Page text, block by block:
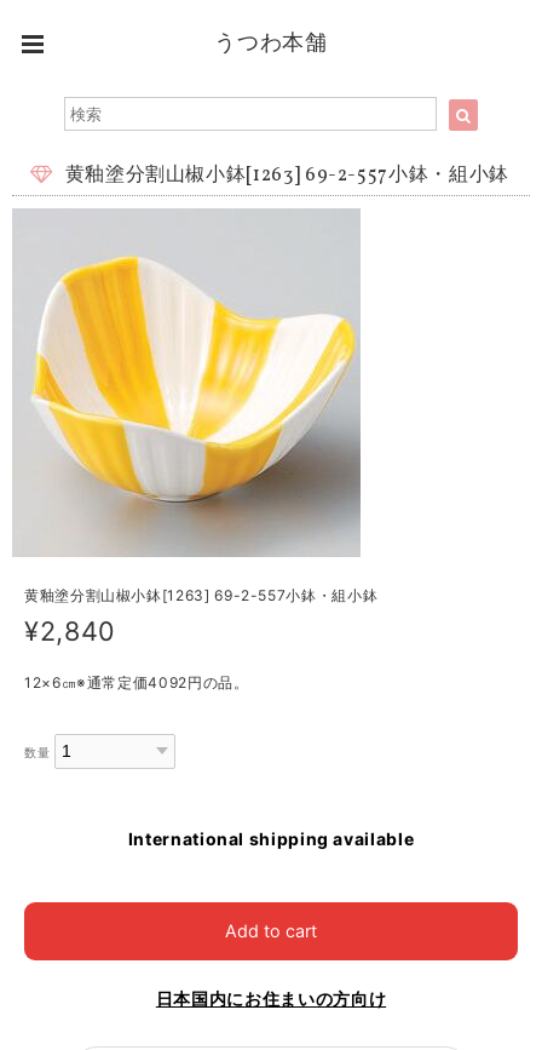
うつわ本舗
黄釉塗分割山椒小鉢[1263] 69-2-557小鉢・組小鉢
黄釉塗分割山椒小鉢[1263] 69-2-557小鉢・組小鉢
¥2,840
12×6㎝※通常定価4092円の品。
数量
International shipping available
Add to cart
日本国内にお住まいの方向け